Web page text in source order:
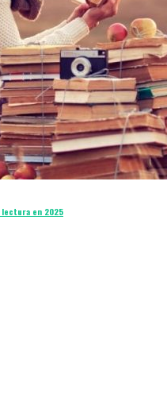
en 2025